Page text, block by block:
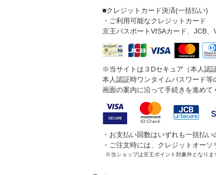
■クレジットカード決済(一括払い)
・ご利用可能なクレジットカード
京王パスポートVISAカード、JCB
※当サイトは３Dセキュア（本人認
本人認証時ワンタイムパスワード等
画面の案内に沿って手続きを進めて
・お支払い回数はいずれも一括払い
・ご注文時には、クレジットオー
※当ショップは京王ポイント対象外となりま